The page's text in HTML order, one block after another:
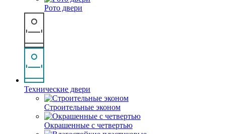
Рото двери
Технические двери
Строительные эконом
Окрашенные с четвертью